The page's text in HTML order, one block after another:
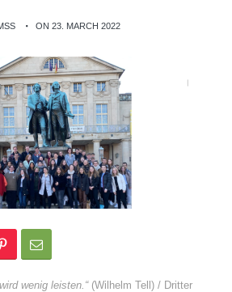
ON 23. MARCH 2022
wenig leisten.“(Wilhelm Tell) / Dritter